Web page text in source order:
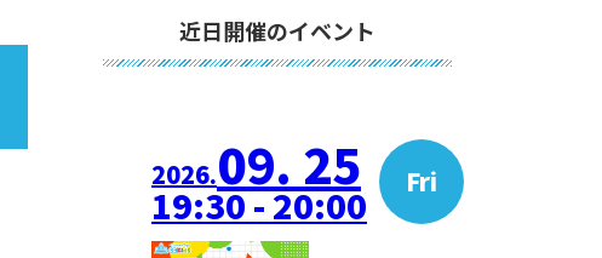
近日開催のイベント
2026.09. 25 Fri
19:30 - 20:00